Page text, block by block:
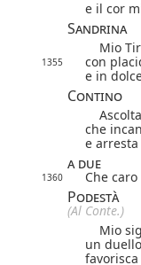
e il cor
Sandrina
Mio
1355
con
e in
Contino
che
e
a due
1360 Che
Podestà
(Al Conte.)
Mio
un
favorisca